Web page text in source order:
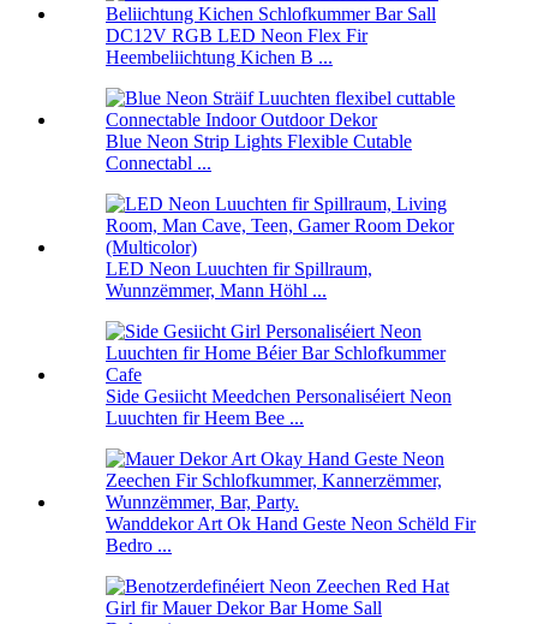
DC12V RGB LED Neon Flex Fir
Heembeliichtung Kichen B ...
Blue Neon Strip Lights Flexible Cutable
Connectabl ...
LED Neon Luuchten fir Spillraum,
Wunnzëmmer, Mann Höhl ...
Side Gesiicht Meedchen Personaliséiert Neon
Luuchten fir Heem Bee ...
Wanddekor Art Ok Hand Geste Neon Schëld Fir
Bedro ...